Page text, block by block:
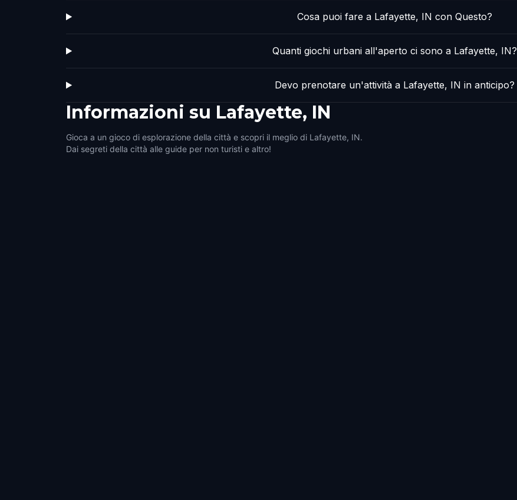
Cosa puoi fare a Lafayette, IN con Questo?
Quanti giochi urbani all'aperto ci sono a Lafayette, IN?
Devo prenotare un'attività a Lafayette, IN in anticipo?
Informazioni su Lafayette, IN
Gioca a un gioco di esplorazione della città e scopri il meglio di Lafayette, IN.
Dai segreti della città alle guide per non turisti e altro!